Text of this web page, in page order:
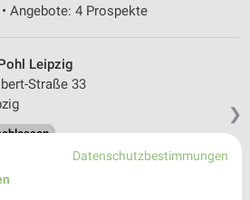
Angebote: 4 Prospekte
❯
Leipzig
Straße 33
Datenschutzbestimmungen